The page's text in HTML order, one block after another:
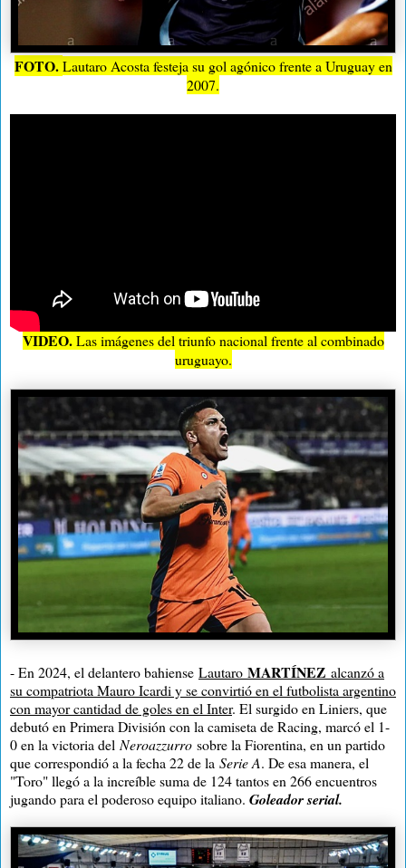
FOTO.Lautaro Acosta festeja su gol agónico frente a Uruguay en
2007.
VIDEO.Las imágenes del triunfo nacional frente al combinado
uruguayo.
- En 2024, el delantero bahiense Lautaro MARTÍNEZ alcanzó a
su compatriota Mauro Icardi y se convirtió en el futbolista argentino
con mayor cantidad de goles en el Inter. El surgido en Liniers, que
debutó en Primera División con la camiseta de Racing, marcó el 1-
0 en la victoria del Neroazzurro sobre la Fiorentina, en un partido
que correspondió a la fecha 22 de la Serie A. De esa manera, el
"Toro" llegó a la increíble suma de 124 tantos en 266 encuentros
jugando para el poderoso equipo italiano. Goleador serial.